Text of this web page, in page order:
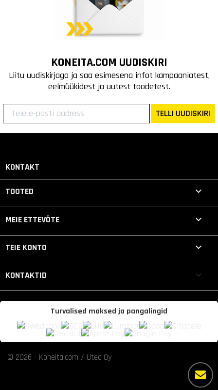
KONEITA.COM UUDISKIRI
Liitu uudiskirjaga ja saa esimesena infot kampaaniatest,
eelmüükidest ja uutest toodetest.
TELLI UUDISKIRI
KONTAKT
TOOTED 
MEIE ETTEVÕTE 
TEIE KONTO 
KONTAKTID keyboard_arrow_down
Turvalised maksed ja pangalingid
© 2026 - Koneita.com / Utec Oy